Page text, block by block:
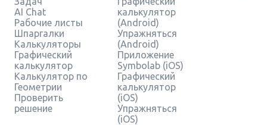
AI Chat
Рабочие листы
Шпаргалки
Калькуляторы
Графический
калькулятор
Калькулятор по
Геометрии
Проверить
решение
калькулятор
(Android)
Упражняться
(Android)
Приложение
Symbolab (iOS)
Графический
калькулятор
(iOS)
Упражняться
(iOS)